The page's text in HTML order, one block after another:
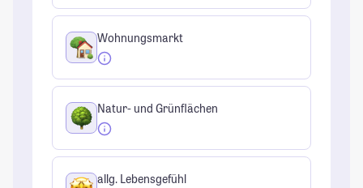
Wohnungsmarkt
Natur- und Grünflächen
allg. Lebensgefühl